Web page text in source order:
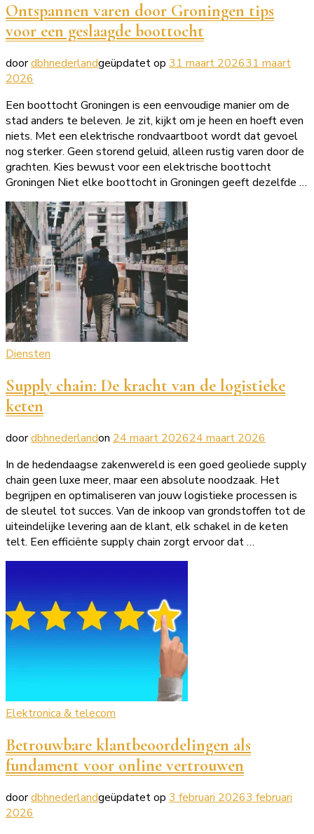
Ontspannen varen door Groningen tips
voor een geslaagde boottocht
doordbhnederlandgeüpdatet op 31 maart 202631 maart
2026
Een boottocht Groningen is een eenvoudige manier om de
stad anders te beleven. Je zit, kijkt om je heen en hoeft even
niets. Met een elektrische rondvaartboot wordt dat gevoel
nog sterker. Geen storend geluid, alleen rustig varen door de
grachten. Kies bewust voor een elektrische boottocht
Groningen Niet elke boottocht in Groningen geeft dezelfde …
Diensten
Supply chain: De kracht van de logistieke
keten
doordbhnederlandon 24 maart 202624 maart 2026
In de hedendaagse zakenwereld is een goed geoliede supply
chain geen luxe meer, maar een absolute noodzaak. Het
begrijpen en optimaliseren van jouw logistieke processen is
de sleutel tot succes. Van de inkoop van grondstoffen tot de
uiteindelijke levering aan de klant, elk schakel in de keten
telt. Een efficiënte supply chain zorgt ervoor dat …
Elektronica & telecom
Betrouwbare klantbeoordelingen als
fundament voor online vertrouwen
doordbhnederlandgeüpdatet op 3 februari 20263 februari
2026